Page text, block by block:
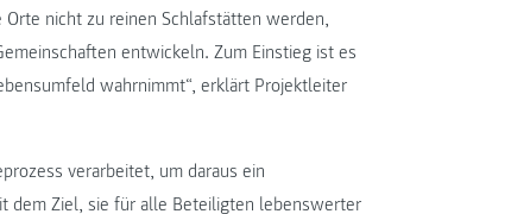
nicht zu reinen Schlafstätten werden,
entwickeln. Zum Einstieg ist es
wahrnimmt“, erklärt Projektleiter
verarbeitet, um daraus ein
dem Ziel, sie für alle Beteiligten lebenswerter